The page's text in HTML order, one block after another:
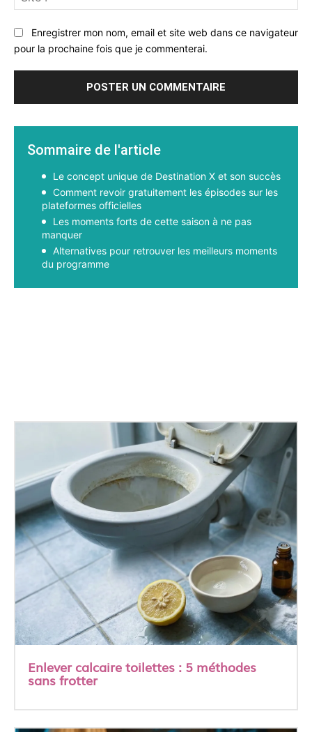
:
Enregistrer mon nom, email et site web dans ce navigateur
pour la prochaine fois que je commenterai.
Sommaire de l'article
Le concept unique de Destination X et son succès
Comment revoir gratuitement les épisodes sur les
plateformes officielles
Les moments forts de cette saison à ne pas
manquer
Alternatives pour retrouver les meilleurs moments
du programme
Enlever calcaire toilettes : 5 méthodes
sans frotter